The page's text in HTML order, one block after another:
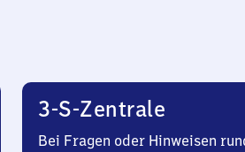
3-S-Zentrale
Bei Fragen oder Hinweisen